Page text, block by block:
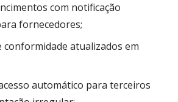
com notificação
fornecedores;
conformidade atualizados em
automático para terceiros